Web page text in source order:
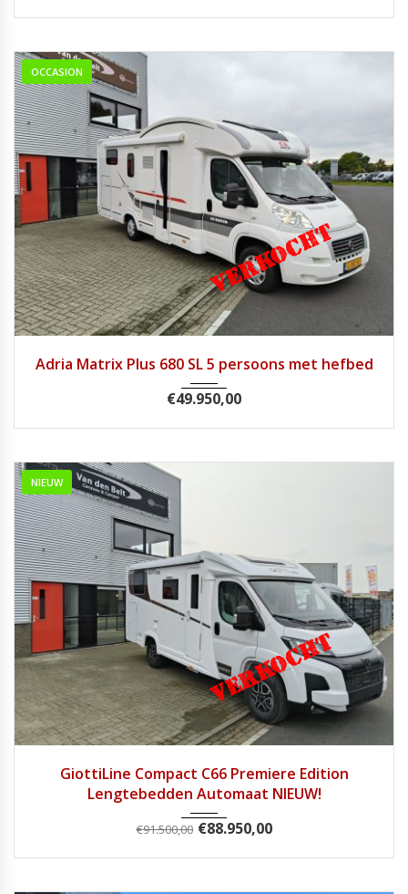
OCCASION
Adria Matrix Plus 680 SL 5 persoons met hefbed
€49.950,00
NIEUW
GiottiLine Compact C66 Premiere Edition
Lengtebedden Automaat NIEUW!
€91.500,00 €88.950,00